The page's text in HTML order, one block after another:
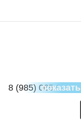
8 (985) 065 97 40
показать